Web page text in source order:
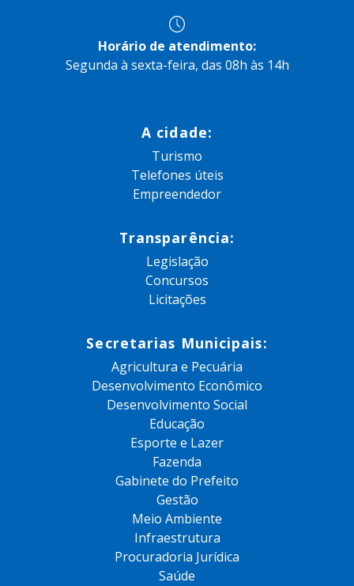
Horário de atendimento:
Segunda à sexta-feira, das 08h às 14h
A cidade:
Turismo
Telefones úteis
Empreendedor
Transparência:
Legislação
Concursos
Licitações
Secretarias Municipais:
Agricultura e Pecuária
Desenvolvimento Econômico
Desenvolvimento Social
Educação
Esporte e Lazer
Fazenda
Gabinete do Prefeito
Gestão
Meio Ambiente
Infraestrutura
Procuradoria Jurídica
Saúde